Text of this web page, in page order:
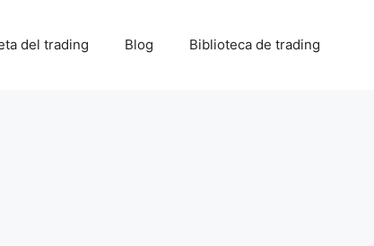
del trading Blog Biblioteca de trading